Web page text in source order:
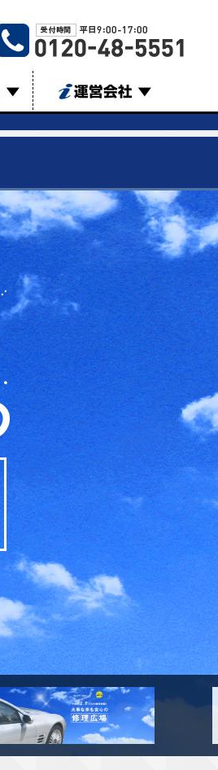
▼ 運営会社 ▼